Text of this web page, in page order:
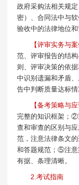
政府采购法相关规
密）、合同法中与
验收中的法律地位和
【评审实务与案
范、评审报告的结
则、评审决策的依
中识别遗漏和矛盾
告中判断质量达标
【备考策略与应
完整的知识框架；②
查和审查的区别与
范，注意法律条文
和答题规范；⑤注意
有据、条理清晰。
2.考试指南